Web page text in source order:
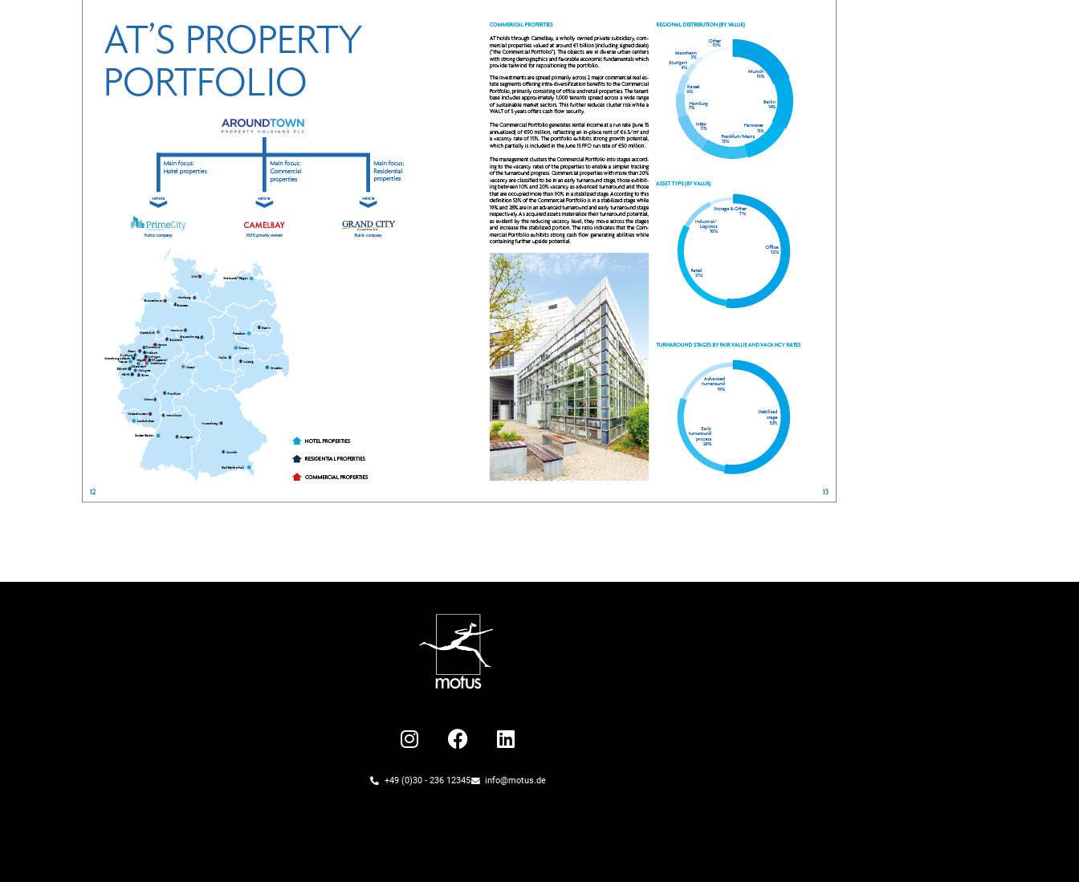
+49 (0)30 - 236 12345 info@motus.de